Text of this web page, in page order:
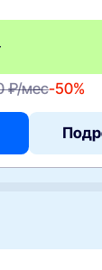
₽/мес-50%